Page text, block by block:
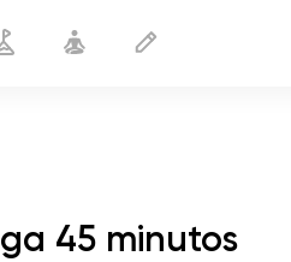
45 minutos